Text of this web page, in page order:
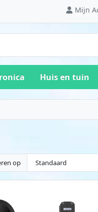
Mijn
Huis en tuin
op